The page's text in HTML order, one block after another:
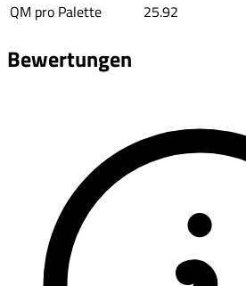
QM pro Palette
25.92
Bewertungen